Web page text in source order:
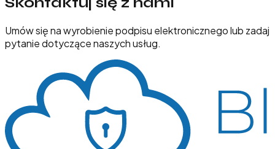
Umów się na wyrobienie podpisu elektronicznego lub zadaj
pytanie dotyczące naszych usług.